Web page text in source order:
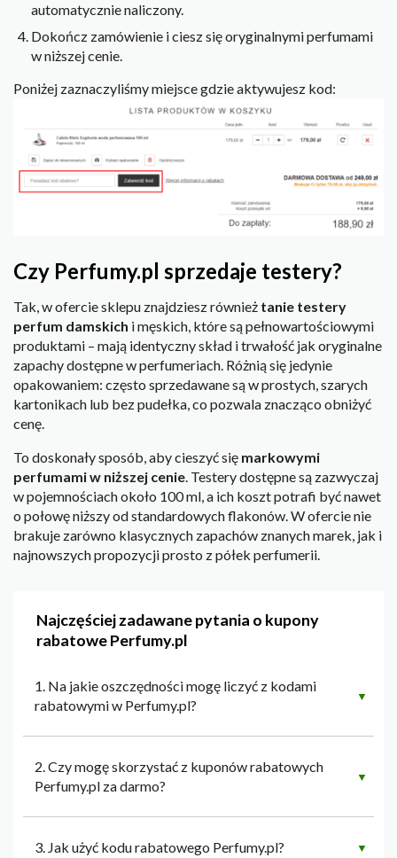
automatycznie naliczony.
Dokończ zamówienie i ciesz się oryginalnymi perfumami
w niższej cenie.
Poniżej zaznaczyliśmy miejsce gdzie aktywujesz kod:
Czy Perfumy.pl sprzedaje testery?
Tak, w ofercie sklepu znajdziesz również tanie testery
perfum damskich i męskich, które są pełnowartościowymi
produktami – mają identyczny skład i trwałość jak oryginalne
zapachy dostępne w perfumeriach. Różnią się jedynie
opakowaniem: często sprzedawane są w prostych, szarych
kartonikach lub bez pudełka, co pozwala znacząco obniżyć
cenę.
To doskonały sposób, aby cieszyć się markowymi
perfumami w niższej cenie. Testery dostępne są zazwyczaj
w pojemnościach około 100 ml, a ich koszt potrafi być nawet
o połowę niższy od standardowych flakonów. W ofercie nie
brakuje zarówno klasycznych zapachów znanych marek, jak i
najnowszych propozycji prosto z półek perfumerii.
Najczęściej zadawane pytania o kupony
rabatowe Perfumy.pl
1. Na jakie oszczędności mogę liczyć z kodami
rabatowymi w Perfumy.pl?
▼
2. Czy mogę skorzystać z kuponów rabatowych
Perfumy.pl za darmo?
▼
3. Jak użyć kodu rabatowego Perfumy.pl? ▼